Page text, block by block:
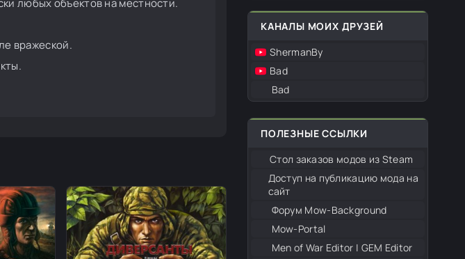
любых объектов на местности.
вражеской.
КАНАЛЫ МОИХ ДРУЗЕЙ
ShermanBy
Bad
Bad
ПОЛЕЗНЫЕ ССЫЛКИ
Стол заказов модов из Steam
Доступ на публикацию мода на
сайт
Форум Mow-Background
Mow-Portal
Men of War Editor | GEM Editor